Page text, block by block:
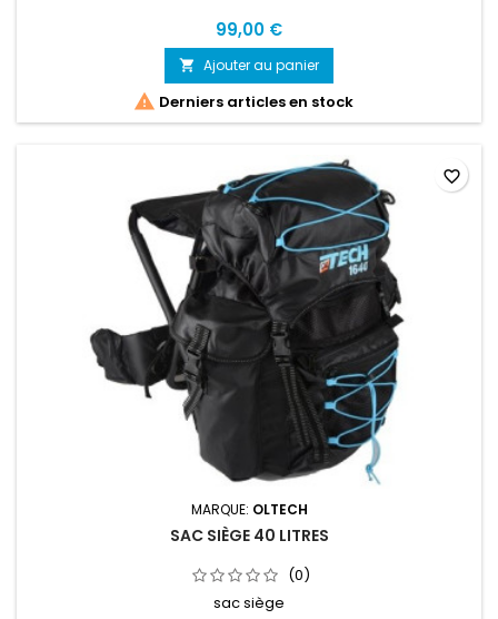
99,00 €
 Ajouter au panier
 Derniers articles en stock
MARQUE: OLTECH
SAC SIÈGE 40 LITRES
(0)
sac siège
favorite_border